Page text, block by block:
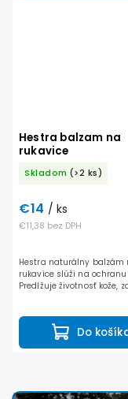
Hestra balzam na
rukavice
Skladom (>2 ks)
€11,38 bez DPH
€14 / ks
Do
Hestra naturálny balzám
rukavice slúži na
Predlžuje životnosť kože,
svetlá kože...